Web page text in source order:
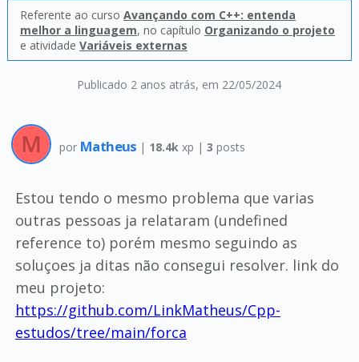
Publicado 2 anos atrás, em 22/05/2024
Referente ao curso Avançando com C++: entenda
melhor a linguagem, no capítulo Organizando o projeto
e atividade Variáveis externas
por Matheus | 18.4k xp |3 posts
Estou tendo o mesmo problema que varias
outras pessoas ja relataram (undefined
reference to) porém mesmo seguindo as
soluçoes ja ditas não consegui resolver. link do
meu projeto:
https://github.com/LinkMatheus/Cpp-
estudos/tree/main/forca